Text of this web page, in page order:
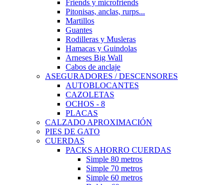
Friends y microfriends
Pitonisas, anclas, rurps...
Martillos
Guantes
Rodilleras y Musleras
Hamacas y Guindolas
Arneses Big Wall
Cabos de anclaje
ASEGURADORES / DESCENSORES
AUTOBLOCANTES
CAZOLETAS
OCHOS - 8
PLACAS
CALZADO APROXIMACIÓN
PIES DE GATO
CUERDAS
PACKS AHORRO CUERDAS
Simple 80 metros
Simple 70 metros
Simple 60 metros